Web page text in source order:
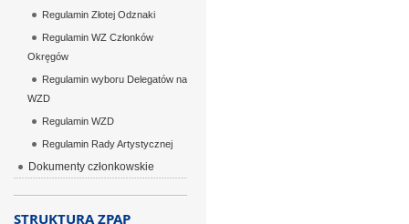
Regulamin Złotej Odznaki
Regulamin WZ Członków
Okręgów
Regulamin wyboru Delegatów na
WZD
Regulamin WZD
Regulamin Rady Artystycznej
Dokumenty członkowskie
STRUKTURA ZPAP